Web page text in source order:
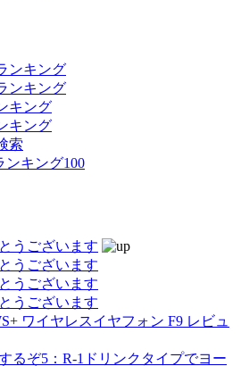
ンキング
ンキング
キング
キング
索
ンキング100
うございます
うございます
うございます
うございます
ワイヤレスイヤフォン F9 レビュ
るぞ5：R-1ドリンクタイプでヨー